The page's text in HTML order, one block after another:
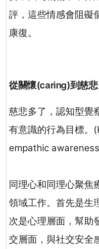
評，這些情感會阻礙
康復。
從關懷(caring)到慈悲
慈悲多了，認知型覺
有意識的行為目標。
empathic
同理心和同理心聚焦
領域工作。首先是生
次是心理層面，幫助
交層面，與社交安全